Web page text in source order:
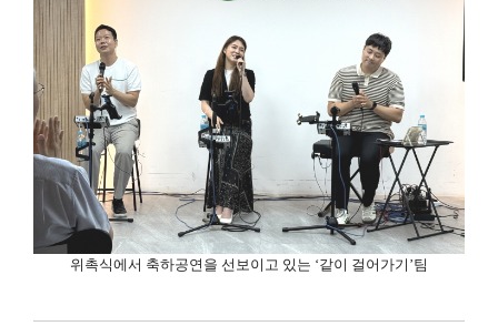
위촉식에서 축하공연을 선보이고 있는 ‘같이 걸어가기 ’팀